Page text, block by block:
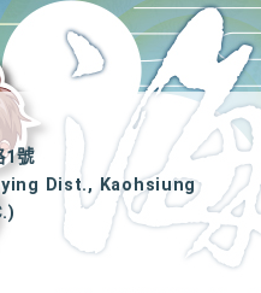
1號
Dist., Kaohsiung